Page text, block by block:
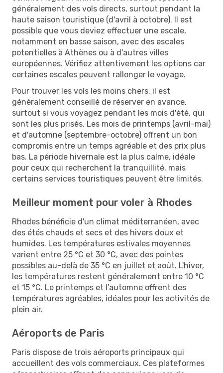
généralement des vols directs, surtout pendant la
haute saison touristique (d'avril à octobre). Il est
possible que vous deviez effectuer une escale,
notamment en basse saison, avec des escales
potentielles à Athènes ou à d'autres villes
européennes. Vérifiez attentivement les options car
certaines escales peuvent rallonger le voyage.
Pour trouver les vols les moins chers, il est
généralement conseillé de réserver en avance,
surtout si vous voyagez pendant les mois d'été, qui
sont les plus prisés. Les mois de printemps (avril-mai)
et d'automne (septembre-octobre) offrent un bon
compromis entre un temps agréable et des prix plus
bas. La période hivernale est la plus calme, idéale
pour ceux qui recherchent la tranquillité, mais
certains services touristiques peuvent être limités.
Meilleur moment pour voler à Rhodes
Rhodes bénéficie d'un climat méditerranéen, avec
des étés chauds et secs et des hivers doux et
humides. Les températures estivales moyennes
varient entre 25 °C et 30 °C, avec des pointes
possibles au-delà de 35 °C en juillet et août. L'hiver,
les températures restent généralement entre 10 °C
et 15 °C. Le printemps et l'automne offrent des
températures agréables, idéales pour les activités de
plein air.
Aéroports de Paris
Paris dispose de trois aéroports principaux qui
accueillent des vols commerciaux. Ces plateformes